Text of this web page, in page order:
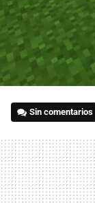
Sin comentarios